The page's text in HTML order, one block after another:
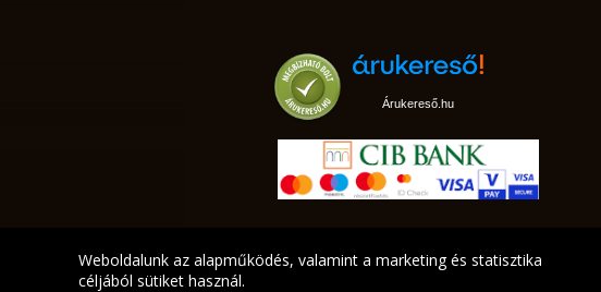
Árukereső.hu
Weboldalunk az alapműködés, valamint a marketing és statisztika
céljából sütiket használ.